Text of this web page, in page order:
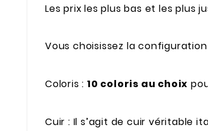
Les prix les plus bas et les plus
Vous choisissez la
Coloris : 10 coloris au choix
Cuir : Il s’agit de cuir véritable